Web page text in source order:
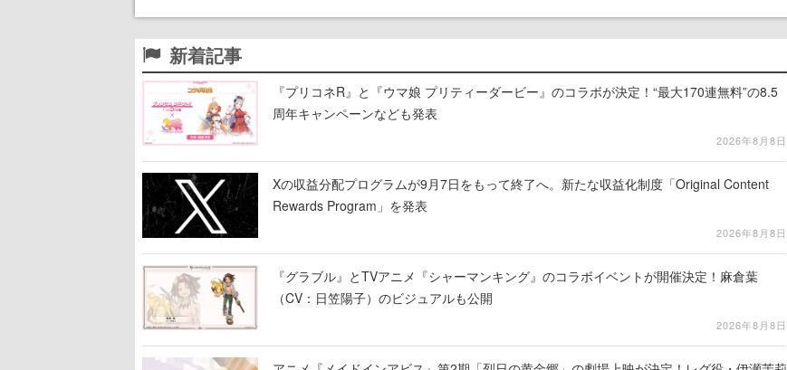
新着記事
『プリコネR』と『ウマ娘 プリティーダービー』のコラボが決定！“最大170連無料”の8.5
周年キャンペーンなども発表
2026年8月8日
Xの収益分配プログラムが9月7日をもって終了へ。新たな収益化制度「Original Content
Rewards Program」を発表
2026年8月8日
『グラブル』とTVアニメ『シャーマンキング』のコラボイベントが開催決定！麻倉葉
（CV：日笠陽子）のビジュアルも公開
2026年8月8日